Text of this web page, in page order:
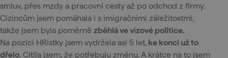
smluv, přes mzdy a pracovní cesty až po odchod z firmy.
Cizincům jsem pomáhala i s imigračními záležitostmi,
takže jsem byla poměrně zběhlá ve vízové politice.
Na pozici HRistky jsem vydržela asi 5 let, ke konci už to
dřelo. Cítila jsem, že potřebuju změnu. A krátce na to jsem